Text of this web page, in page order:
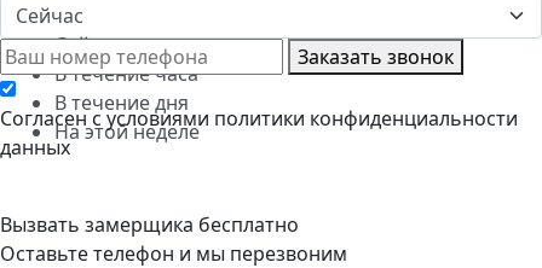
Сейчас
Сейчас
В течение часа
В течение дня
На этой неделе
Заказать звонок
Cогласен с условиями политики конфиденциальности
данных
Вызвать замерщика бесплатно
Оставьте телефон и мы перезвоним